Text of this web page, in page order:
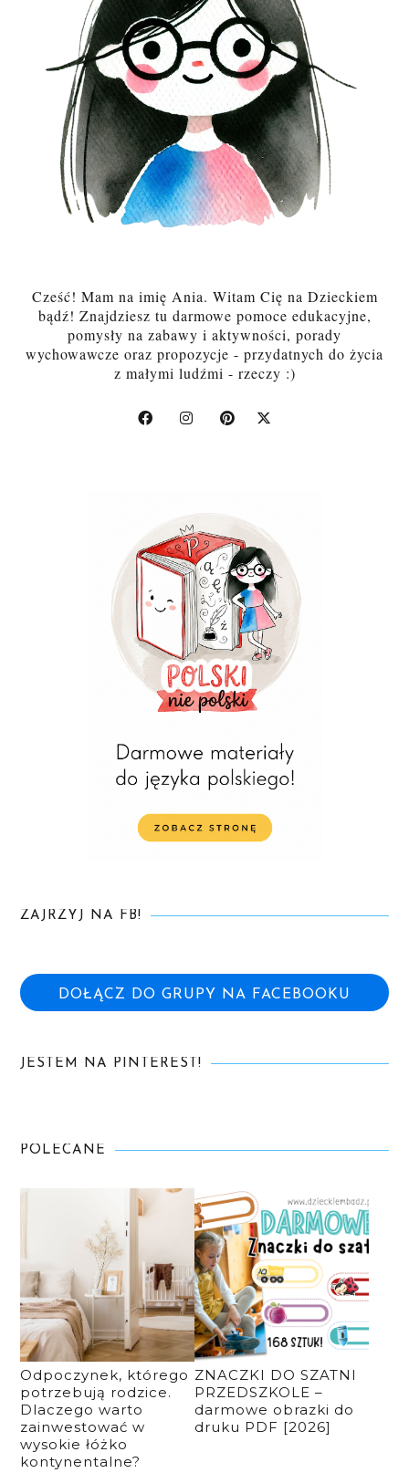
Cześć! Mam na imię Ania. Witam Cię na Dzieckiem
bądź! Znajdziesz tu darmowe pomoce edukacyjne,
pomysły na zabawy i aktywności, porady
wychowawcze oraz propozycje - przydatnych do życia
z małymi ludźmi - rzeczy :)
ZAJRZYJ NA FB!
DOŁĄCZ DO GRUPY NA FACEBOOKU
JESTEM NA PINTEREST!
POLECANE
Odpoczynek, którego
potrzebują rodzice.
Dlaczego warto
zainwestować w
wysokie łóżko
kontynentalne?
ZNACZKI DO SZATNI
PRZEDSZKOLE –
darmowe obrazki do
druku PDF [2026]